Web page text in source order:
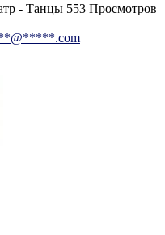
- Танцы 553 Просмотров